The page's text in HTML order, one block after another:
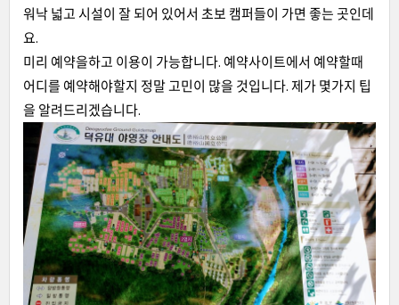
워낙 넓고 시설이 잘 되어 있어서 초보 캠퍼들이 가면 좋는 곳인데
요.
미리 예약을하고 이용이 가능합니다. 예약사이트에서 예약할때
어디를 예약해야할지 정말 고민이 많을 것입니다. 제가 몇가지 팁
을 알려드리겠습니다.